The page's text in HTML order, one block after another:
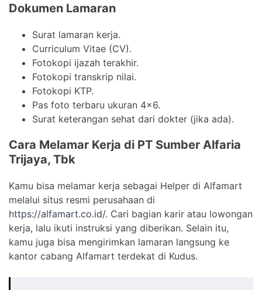
Dokumen Lamaran
Surat lamaran kerja.
Curriculum Vitae (CV).
Fotokopi ijazah terakhir.
Fotokopi transkrip nilai.
Fotokopi KTP.
Pas foto terbaru ukuran 4×6.
Surat keterangan sehat dari dokter (jika ada).
Cara Melamar Kerja di PT Sumber Alfaria
Trijaya, Tbk
Kamu bisa melamar kerja sebagai Helper di Alfamart
melalui situs resmi perusahaan di
https://alfamart.co.id/. Cari bagian karir atau lowongan
kerja, lalu ikuti instruksi yang diberikan. Selain itu,
kamu juga bisa mengirimkan lamaran langsung ke
kantor cabang Alfamart terdekat di Kudus.